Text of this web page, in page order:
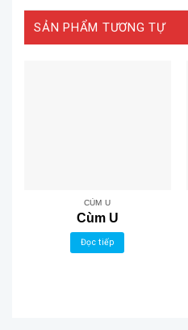
SẢN PHẨM TƯƠNG TỰ
CÙM U
Cùm U
Đọc tiếp